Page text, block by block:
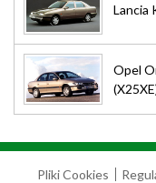
Lancia
Opel
Pliki Cookies